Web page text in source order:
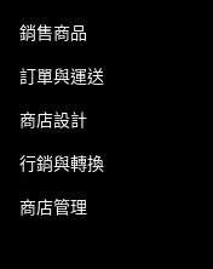
銷售商品
訂單與運送
商店設計
行銷與轉換
商店管理